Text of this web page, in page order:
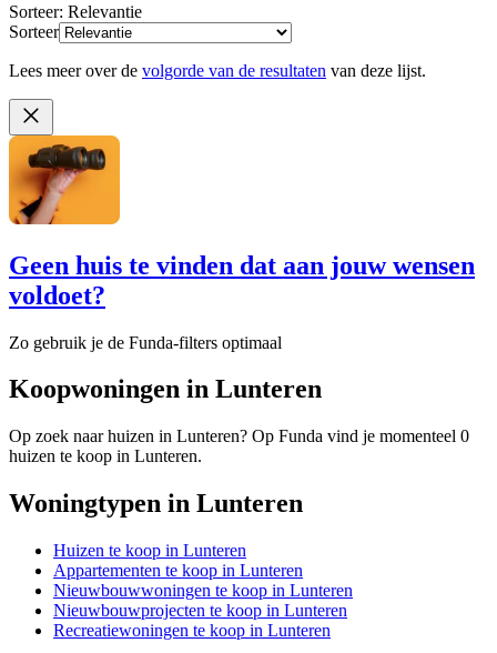
Sorteer: Relevantie
Sorteer
Lees meer over de volgorde van de resultaten van deze lijst.
Geen huis te vinden dat aan jouw wensen
voldoet?
Zo gebruik je de Funda-filters optimaal
Koopwoningen in Lunteren
Op zoek naar huizen in Lunteren? Op Funda vind je momenteel 0
huizen te koop in Lunteren.
Woningtypen in Lunteren
Huizen te koop in Lunteren
Appartementen te koop in Lunteren
Nieuwbouwwoningen te koop in Lunteren
Nieuwbouwprojecten te koop in Lunteren
Recreatiewoningen te koop in Lunteren